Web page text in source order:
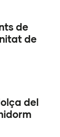
de
de
del